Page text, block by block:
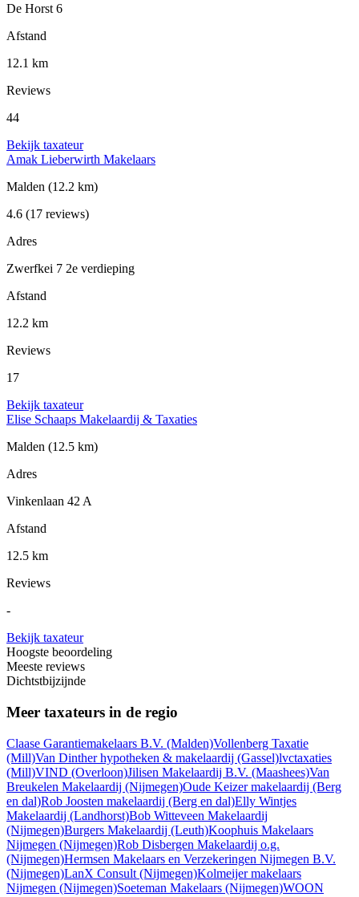
De Horst 6
Afstand
12.1 km
Reviews
44
Bekijk taxateur
Amak Lieberwirth Makelaars
Malden (12.2 km)
4.6 (17 reviews)
Adres
Zwerfkei 7 2e verdieping
Afstand
12.2 km
Reviews
17
Bekijk taxateur
Elise Schaaps Makelaardij & Taxaties
Malden (12.5 km)
Adres
Vinkenlaan 42 A
Afstand
12.5 km
Reviews
-
Bekijk taxateur
Hoogste beoordeling
Meeste reviews
Dichtstbijzijnde
Meer taxateurs in de regio
Claase Garantiemakelaars B.V. (Malden)Vollenberg Taxatie
(Mill)Van Dinther hypotheken & makelaardij (Gassel)lvctaxaties
(Mill)VIND (Overloon)Jilisen Makelaardij B.V. (Maashees)Van
Breukelen Makelaardij (Nijmegen)Oude Keizer makelaardij (Berg
en dal)Rob Joosten makelaardij (Berg en dal)Elly Wintjes
Makelaardij (Landhorst)Bob Witteveen Makelaardij
(Nijmegen)Burgers Makelaardij (Leuth)Koophuis Makelaars
Nijmegen (Nijmegen)Rob Disbergen Makelaardij o.g.
(Nijmegen)Hermsen Makelaars en Verzekeringen Nijmegen B.V.
(Nijmegen)LanX Consult (Nijmegen)Kolmeijer makelaars
Nijmegen (Nijmegen)Soeteman Makelaars (Nijmegen)WOON